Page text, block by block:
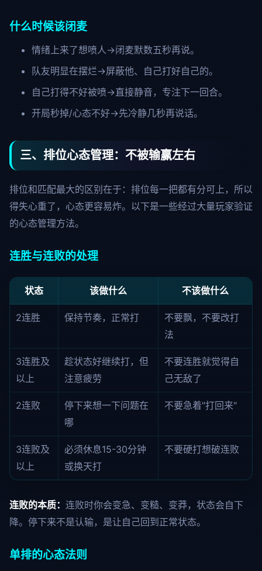
什么时候该闭麦
情绪上来了想喷人→闭麦默数五秒再说。
队友明显在摆烂→屏蔽他、自己打好自己的。
自己打得不好被喷→直接静音，专注下一回合。
开局秒掉/心态不好→先冷静几秒再说话。
三、排位心态管理：不被输赢左右
排位和匹配最大的区别在于：排位每一把都有分可上，所以
得失心重了，心态更容易炸。以下是一些经过大量玩家验证
的心态管理方法。
连胜与连败的处理
状态 该做什么 不该做什么
2连胜 保持节奏，正常打
不要飘，不要改打
法
3连胜及
以上
趁状态好继续打，但
注意疲劳
不要连胜就觉得自
己无敌了
2连败
停下来想一下问题在
哪
不要急着"打回来"
3连败及
以上
必须休息15-30分钟
或换天打
不要硬打想破连败
连败的本质： 连败时你会变急、变糙、变莽，状态会自下
降。停下来不是认输，是让自己回到正常状态。
单排的心态法则